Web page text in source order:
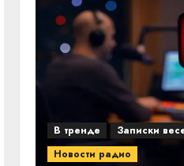
В тренде
Записки
Новости радио